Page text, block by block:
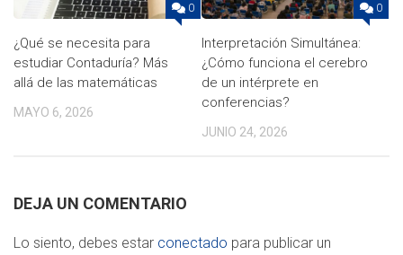
0
¿Qué se necesita para
estudiar Contaduría? Más
allá de las matemáticas
MAYO 6, 2026
0
Interpretación Simultánea:
¿Cómo funciona el cerebro
de un intérprete en
conferencias?
JUNIO 24, 2026
DEJA UN COMENTARIO
Lo siento, debes estar conectado para publicar un